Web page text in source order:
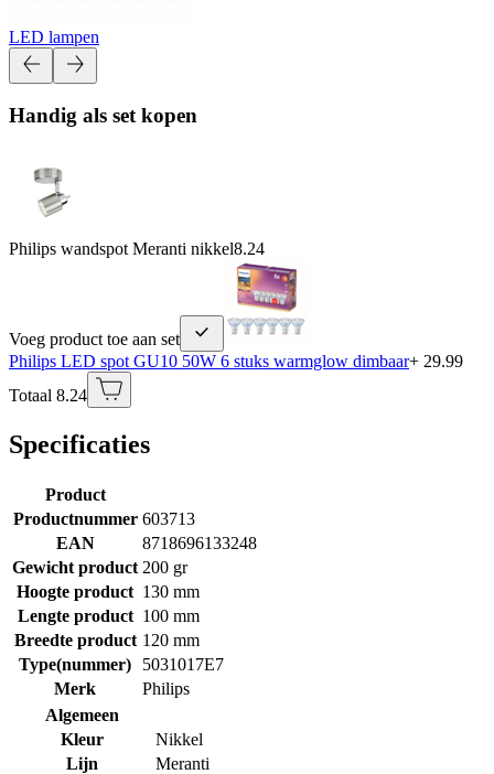
LED lampen
Handig als set kopen
Philips wandspot Meranti nikkel8.24
Voeg product toe aan set
Philips LED spot GU10 50W 6 stuks warmglow dimbaar+ 29.99
Totaal 8.24
Specificaties
Product
Productnummer 603713
EAN
8718696133248
Gewicht product 200 gr
Hoogte product 130 mm
Lengte product 100 mm
Breedte product 120 mm
Type(nummer)
5031017E7
Merk
Philips
Algemeen
Kleur
Nikkel
Lijn
Meranti